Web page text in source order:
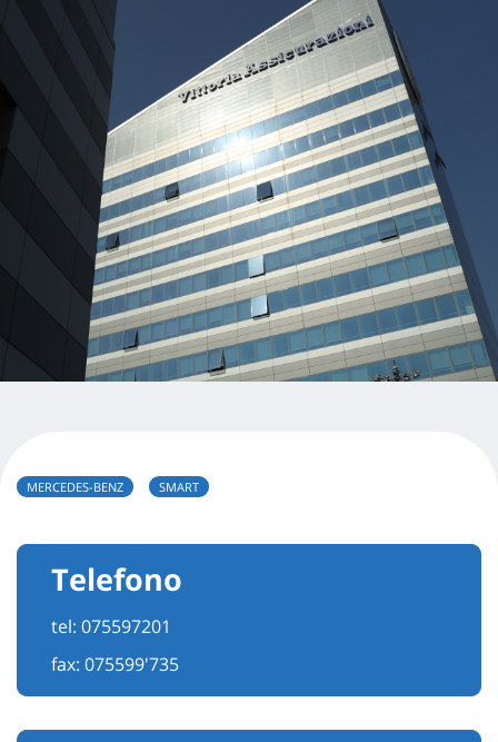
MERCEDES-BENZ SMART
Telefono
tel: 075597201
fax: 075599'735